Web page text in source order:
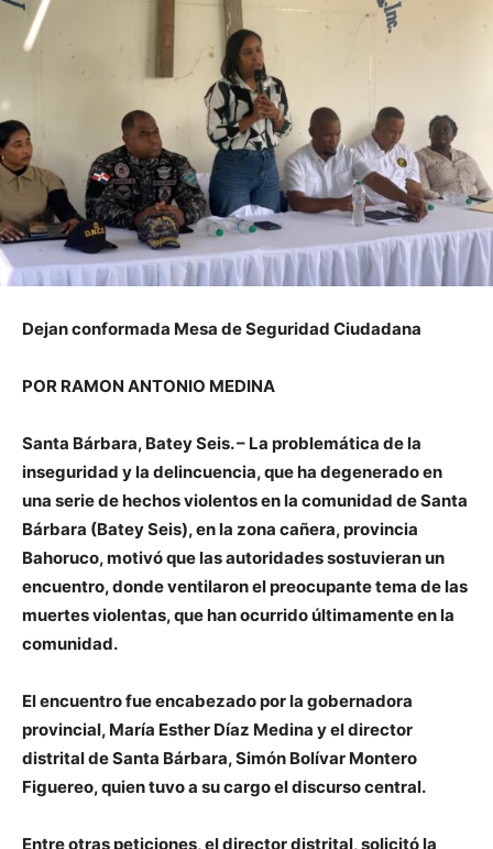
Dejan conformada Mesa de Seguridad Ciudadana
POR RAMON ANTONIO MEDINA
Santa Bárbara, Batey Seis. – La problemática de la
inseguridad y la delincuencia, que ha degenerado en
una serie de hechos violentos en la comunidad de Santa
Bárbara (Batey Seis), en la zona cañera, provincia
Bahoruco, motivó que las autoridades sostuvieran un
encuentro, donde ventilaron el preocupante tema de las
muertes violentas, que han ocurrido últimamente en la
comunidad.
El encuentro fue encabezado por la gobernadora
provincial, María Esther Díaz Medina y el director
distrital de Santa Bárbara, Simón Bolívar Montero
Figuereo, quien tuvo a su cargo el discurso central.
Entre otras peticiones, el director distrital, solicitó la